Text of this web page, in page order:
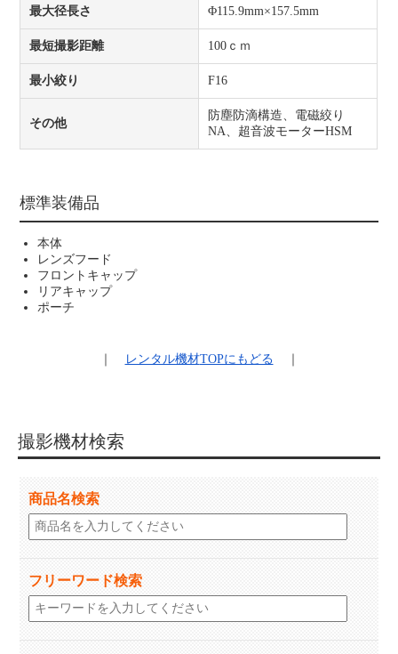
最大径長さ Φ115.9mm×157.5mm
最短撮影距離 100ｃｍ
最小絞り F16
その他
防塵防滴構造、電磁絞り
NA、超音波モーターHSM
標準装備品
本体
レンズフード
フロントキャップ
リアキャップ
ポーチ
レンタル機材TOPにもどる
撮影機材検索
商品名検索
フリーワード検索